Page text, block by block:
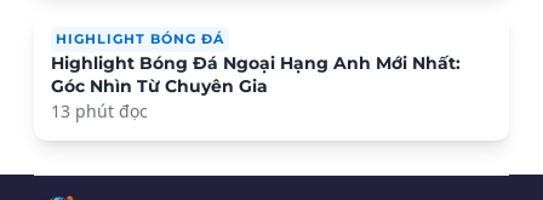
HIGHLIGHT BÓNG ĐÁ
Highlight Bóng Đá Ngoại Hạng Anh Mới Nhất:
Góc Nhìn Từ Chuyên Gia
13 phút đọc